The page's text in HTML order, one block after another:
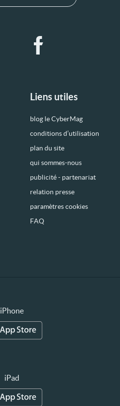
Liens utiles
blog le CyberMag
conditions d’utilisation
plan du site
qui sommes-nous
publicité - partenariat
relation presse
paramètres cookies
FAQ
iPhone
iPad